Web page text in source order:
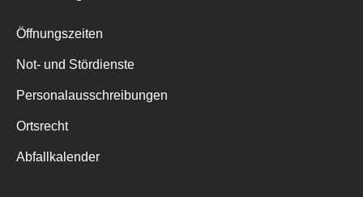
Öffnungszeiten
Not- und Stördienste
Personalausschreibungen
Ortsrecht
Abfallkalender